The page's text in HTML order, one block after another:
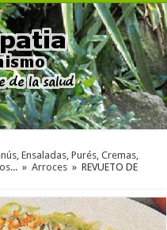
Ensaladas, Purés, Cremas,
» Arroces » REVUETO DE